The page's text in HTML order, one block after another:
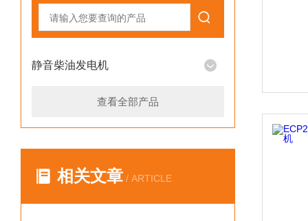
静音柴油发电机
查看全部产品
相关文章 / ARTICLE